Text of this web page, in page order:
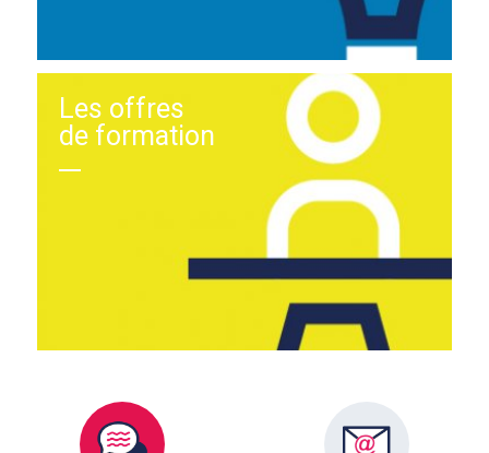
Les offres
de formation